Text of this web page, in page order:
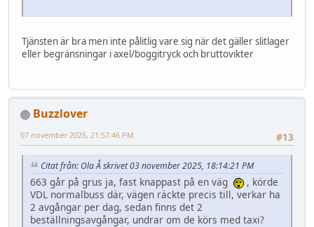
Tjänsten är bra men inte pålitlig vare sig när det gäller slitlager
eller begränsningar i axel/boggitryck och bruttovikter
Buzzlover
#13
07 november 2025, 21:57:46 PM
Citat från: Ola Å skrivet 03 november 2025, 18:14:21 PM
663 går på grus ja, fast knappast på en väg
, körde
VDL normalbuss där, vägen räckte precis till, verkar ha
2 avgångar per dag, sedan finns det 2
beställningsavgångar, undrar om de körs med taxi?